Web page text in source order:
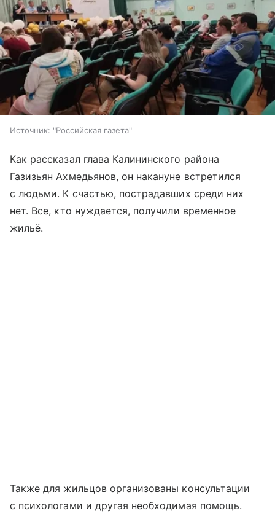
Источник: "Российская газета"
Как рассказал глава Калининского района
Газизьян Ахмедьянов, он накануне встретился
с людьми. К счастью, пострадавших среди них
нет. Все, кто нуждается, получили временное
жильё.
Также для жильцов организованы консультации
с психологами и другая необходимая помощь.